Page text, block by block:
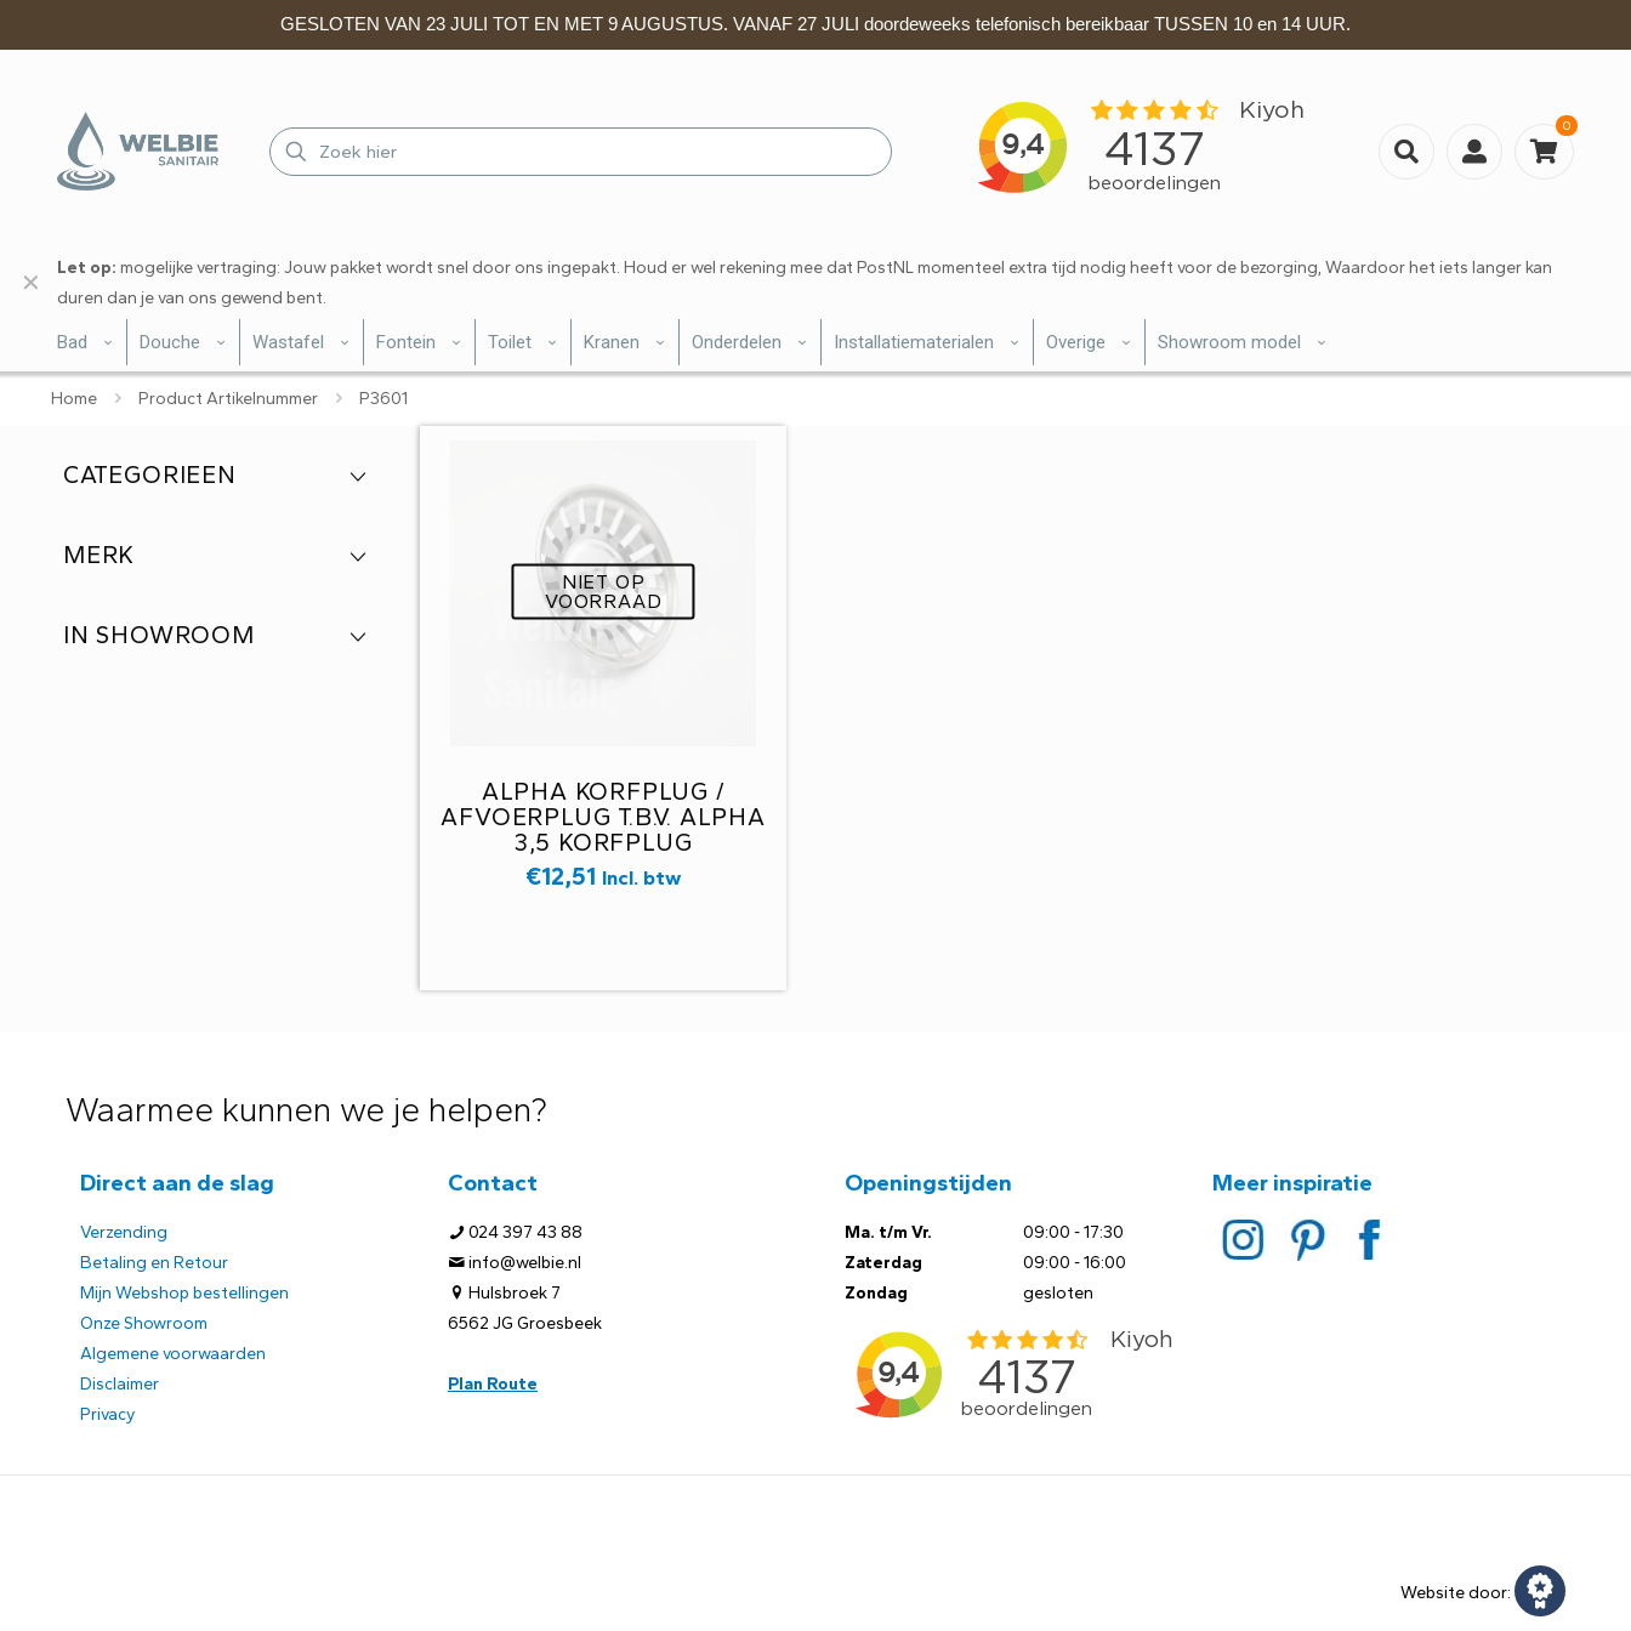
GESLOTEN VAN 23 JULI TOT EN MET 9 AUGUSTUS. VANAF 27 JULI doordeweeks telefonisch bereikbaar TUSSEN 10 en 14 UUR.
0
Let op: mogelijke vertraging: Jouw pakket wordt snel door ons ingepakt. Houd er wel rekening mee dat PostNL momenteel extra tijd nodig heeft voor de bezorging, Waardoor het iets langer kan
duren dan je van ons gewend bent.
✕
Bad Douche Wastafel Fontein Toilet Kranen Onderdelen Installatiematerialen Overige Showroom model
Home Product Artikelnummer P3601
NIET OP
VOORRAAD
ALPHA KORFPLUG /
AFVOERPLUG T.B.V. ALPHA
3,5 KORFPLUG
€12,51 Incl. btw
CATEGORIEEN
MERK
IN SHOWROOM
Waarmee kunnen we je helpen?
Direct aan de slag
Verzending
Betaling en Retour
Mijn Webshop bestellingen
Onze Showroom
Algemene voorwaarden
Disclaimer
Privacy
Contact
024 397 43 88
info@welbie.nl
Hulsbroek 7
6562 JG Groesbeek
Plan Route
Openingstijden
Ma. t/m Vr.
Zaterdag
Zondag
09:00 - 17:30
09:00 - 16:00
gesloten
Meer inspiratie
Website door: